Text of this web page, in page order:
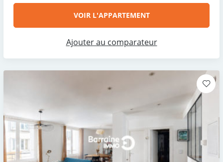
VOIR L'APPARTEMENT
Ajouter au comparateur